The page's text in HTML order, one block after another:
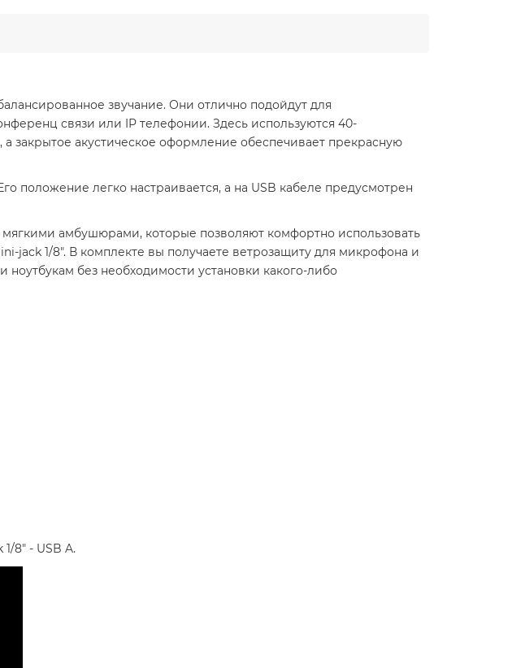
звучание. Они отлично подойдут для
связи или IP телефонии. Здесь используются 40-
закрытое акустическое оформление обеспечивает прекрасную
положение легко настраивается, а на USB кабеле предусмотрен
амбушюрами, которые позволяют комфортно использовать
1/8". В комплекте вы получаете ветрозащиту для микрофона и
без необходимости установки какого-либо
8" - USB A.